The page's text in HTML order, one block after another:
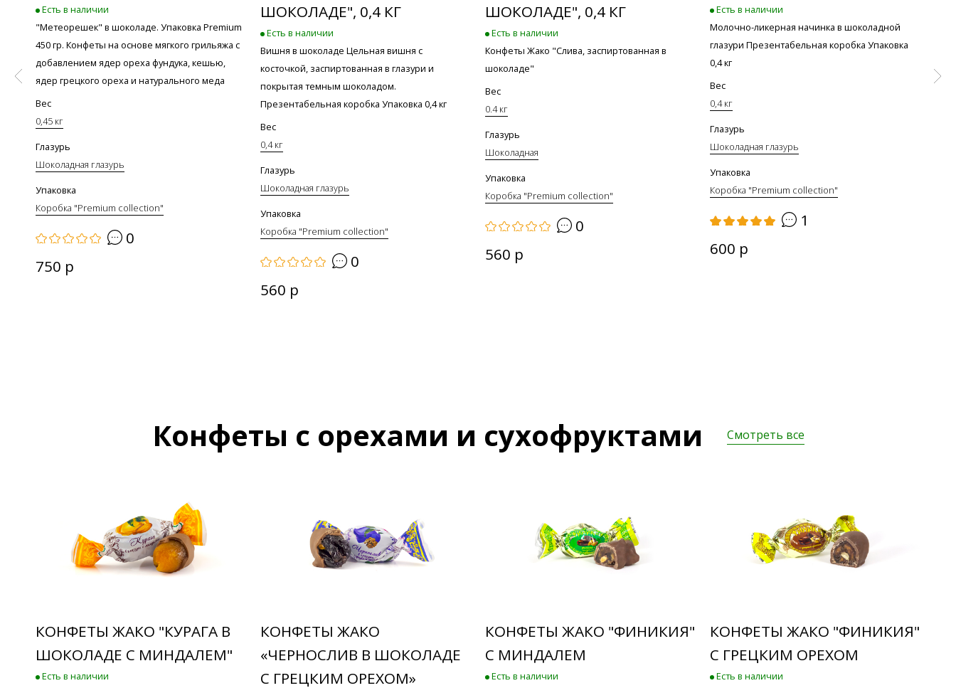
Есть в наличии
"Метеорешек" в шоколаде. Упаковка Premium
450 гр. Конфеты на основе мягкого грильяжа с
добавлением ядер ореха фундука, кешью,
ядер грецкого ореха и натурального меда
Вес
0,45 кг
Глазурь
Шоколадная глазурь
Упаковка
Коробка "Premium collection"
0
750 р
ШОКОЛАДЕ", 0,4 КГ
Есть в наличии
Вишня в шоколаде Цельная вишня с
косточкой, заспиртованная в глазури и
покрытая темным шоколадом.
Презентабельная коробка Упаковка 0,4 кг
Вес
0,4 кг
Глазурь
Шоколадная глазурь
Упаковка
Коробка "Premium collection"
0
560 р
ШОКОЛАДЕ", 0,4 КГ
Есть в наличии
Конфеты Жако "Слива, заспиртованная в
шоколаде"
Вес
0.4 кг
Глазурь
Шоколадная
Упаковка
Коробка "Premium collection"
0
560 р
Есть в наличии
Молочно-ликерная начинка в шоколадной
глазури Презентабельная коробка Упаковка
0,4 кг
Вес
0,4 кг
Глазурь
Шоколадная глазурь
Упаковка
Коробка "Premium collection"
1
600 р
Конфеты с орехами и сухофруктами Смотреть все
КОНФЕТЫ ЖАКО "КУРАГА В
ШОКОЛАДЕ С МИНДАЛЕМ"
Есть в наличии
КОНФЕТЫ ЖАКО
«ЧЕРНОСЛИВ В ШОКОЛАДЕ
С ГРЕЦКИМ ОРЕХОМ»
КОНФЕТЫ ЖАКО "ФИНИКИЯ"
С МИНДАЛЕМ
Есть в наличии
КОНФЕТЫ ЖАКО "ФИНИКИЯ"
С ГРЕЦКИМ ОРЕХОМ
Есть в наличии